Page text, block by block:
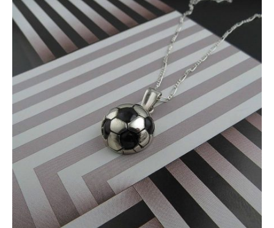
desde
$220.000
hasta
$360.000